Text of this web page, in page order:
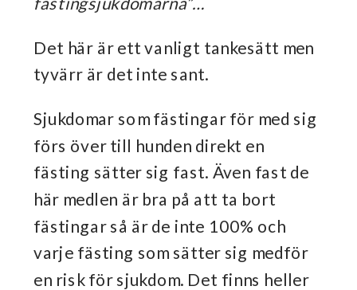
Det här är ett vanligt tankesätt men
tyvärr är det inte sant.
Sjukdomar som fästingar för med sig
förs över till hunden direkt en
fästing sätter sig fast. Även fast de
här medlen är bra på att ta bort
fästingar så är de inte 100% och
varje fästing som sätter sig medför
en risk för sjukdom. Det finns heller